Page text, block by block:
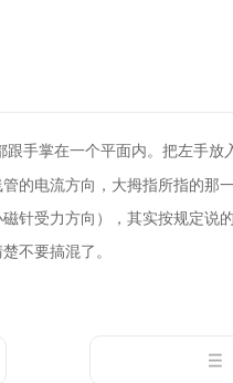
跟手掌在一个平面内。把左手放
的电流方向 ， 大拇指所指的那
针受力方向），其实按规定说
不要搞混了 。